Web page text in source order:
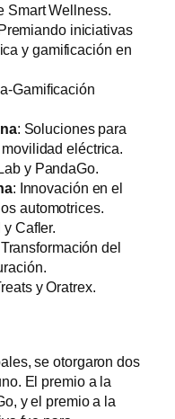
Smart Wellness.
iniciativas
y gamificación en
Gamificación
: Soluciones para
eléctrica.
y PandaGo.
: Innovación en el
automotrices.
Cafler.
del
y Oratrex.
se otorgaron dos
El premio a la
y el premio a la